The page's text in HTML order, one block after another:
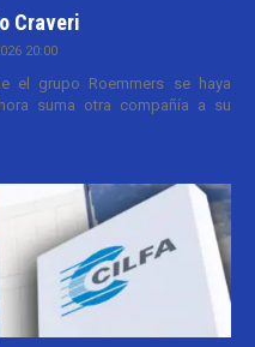
Craveri
20:00
el grupo Roemmers se haya
suma otra compañía a su